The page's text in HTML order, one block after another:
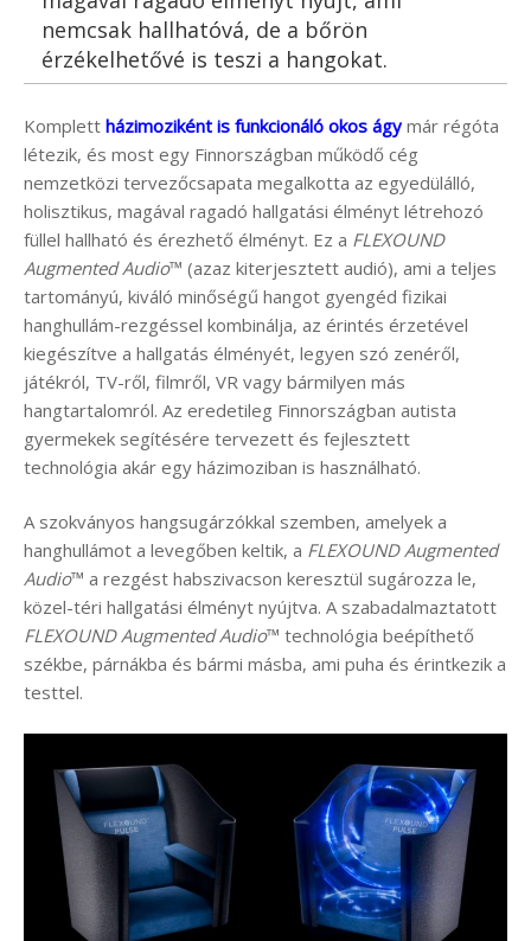
nemcsak hallhatóvá, de a bőrön
érzékelhetővé is teszi a hangokat.
Komplett házimoziként is funkcionáló okos ágymár régóta
létezik, és most egy Finnországban működő cég
nemzetközi tervezőcsapata megalkotta az egyedülálló,
holisztikus, magával ragadó hallgatási élményt létrehozó
füllel hallható és érezhető élményt. Ez a FLEXOUND
Augmented Audio™ (azaz kiterjesztett audió), ami a teljes
tartományú, kiváló minőségű hangot gyengéd fizikai
hanghullám-rezgéssel kombinálja, az érintés érzetével
kiegészítve a hallgatás élményét, legyen szó zenéről,
játékról, TV-ről, filmről, VR vagy bármilyen más
hangtartalomról. Az eredetileg Finnországban autista
gyermekek segítésére tervezett és fejlesztett
technológia akár egy házimoziban is használható.
A szokványos hangsugárzókkal szemben, amelyek a
hanghullámot a levegőben keltik, a FLEXOUND Augmented
Audio™ a rezgést habszivacson keresztül sugározza le,
közel-téri hallgatási élményt nyújtva. A szabadalmaztatott
FLEXOUND Augmented Audio™ technológia beépíthető
székbe, párnákba és bármi másba, ami puha és érintkezik a
testtel.